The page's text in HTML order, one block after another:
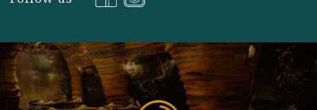
177 Bùi Thị Xuân, P. Nguyễn Du, Q. Hai Bà Trưng,
Hà Nội ( Gần Vincom Center Bà Triệu ), Hanoi,
Vietnam
085 353 5656